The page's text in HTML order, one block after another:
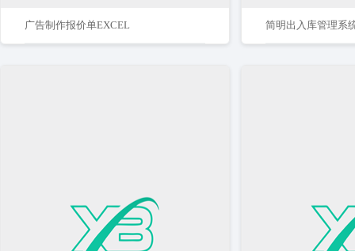
广告制作报价单EXCEL 简明出入库管理系